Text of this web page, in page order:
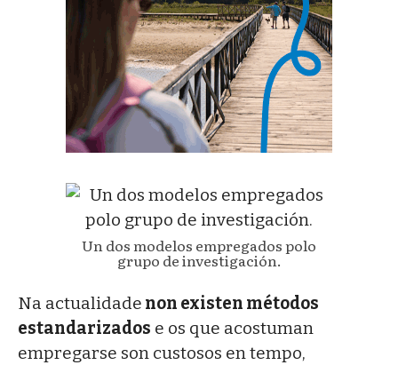
Un dos modelos empregados polo
grupo de investigación.
Na actualidade non existen métodos
estandarizados e os que acostuman
empregarse son custosos en tempo,